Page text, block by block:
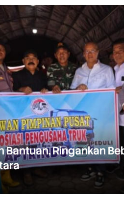
Bantuan, Ringankan